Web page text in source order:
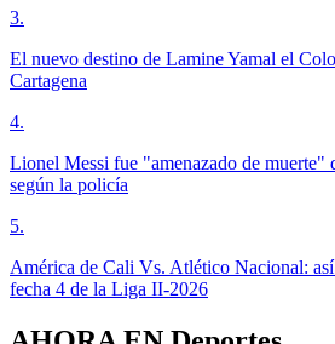
3.
El nuevo destino de Lamine Yamal el
Cartagena
4.
Lionel Messi fue "amenazado de muerte"
según la policía
5.
América de Cali Vs. Atlético Nacional:
fecha 4 de la Liga II-2026